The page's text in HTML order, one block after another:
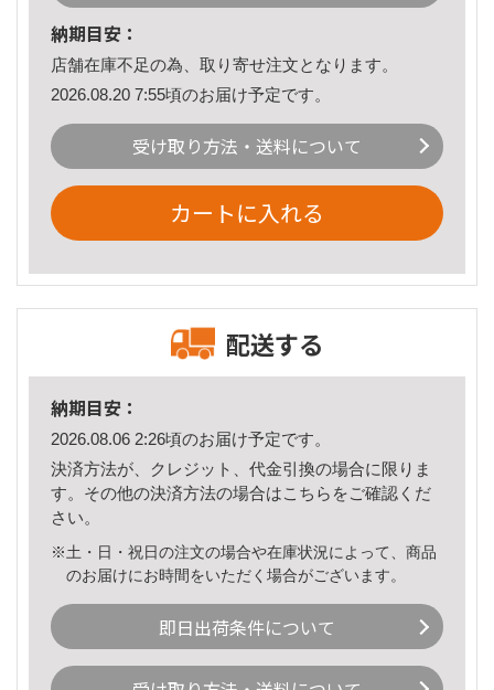
納期目安：
店舗在庫不足の為、取り寄せ注文となります。
2026.08.20 7:55頃のお届け予定です。
受け取り方法・送料について
カートに入れる
配送する
納期目安：
2026.08.06 2:26頃のお届け予定です。
決済方法が、クレジット、代金引換の場合に限りま
す。その他の決済方法の場合はこちら をご確認くだ
さい。
※土・日・祝日の注文の場合や在庫状況によって、商品
のお届けにお時間をいただく場合がございます。
即日出荷条件について